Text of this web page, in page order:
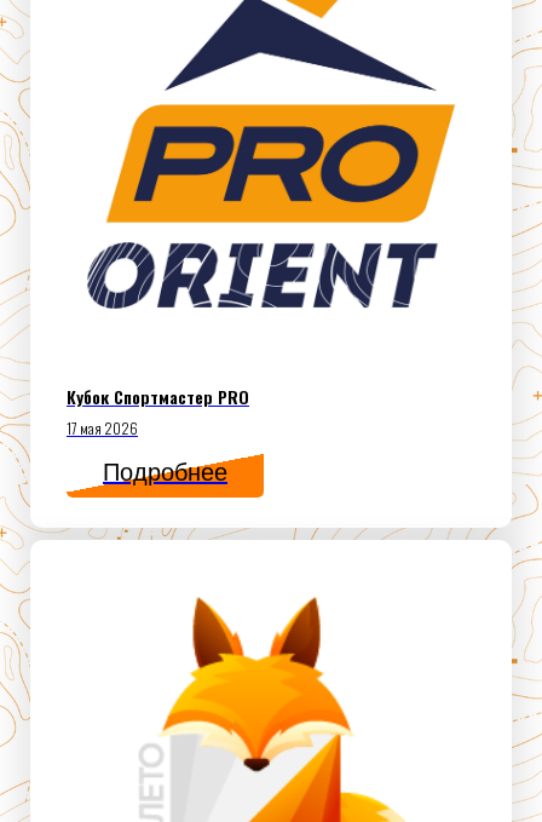
Кубок Спортмастер PRO
17 мая 2026